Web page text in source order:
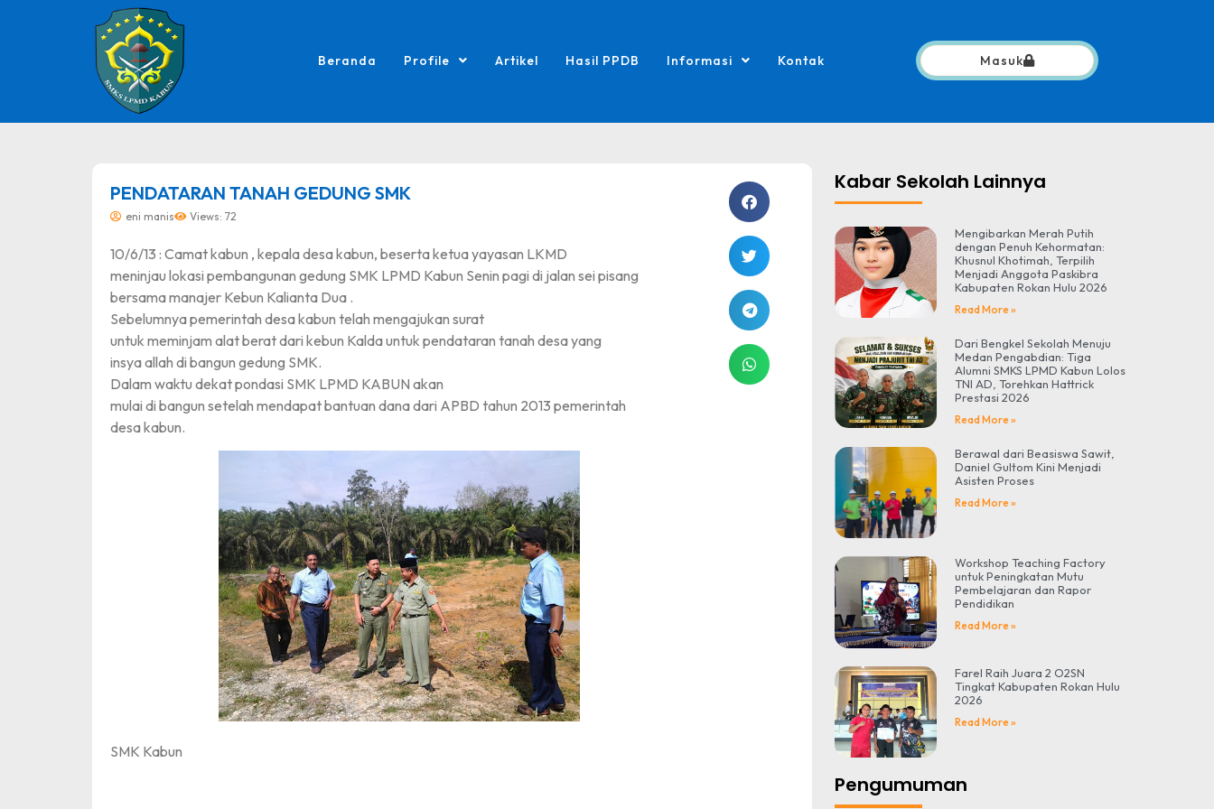
Beranda Profile Artikel Hasil PPDB Informasi Kontak Masuk
PENDATARAN TANAH GEDUNG SMK
eni manis Views: 72
10/6/13 : Camat kabun , kepala desa kabun, beserta ketua yayasan LKMD
meninjau lokasi pembangunan gedung SMK LPMD Kabun Senin pagi di jalan sei pisang
bersama manajer Kebun Kalianta Dua .
Sebelumnya pemerintah desa kabun telah mengajukan surat
untuk meminjam alat berat dari kebun Kalda untuk pendataran tanah desa yang
insya allah di bangun gedung SMK.
Dalam waktu dekat pondasi SMK LPMD KABUN akan
mulai di bangun setelah mendapat bantuan dana dari APBD tahun 2013 pemerintah
desa kabun.
SMK Kabun
Kabar Sekolah Lainnya
Mengibarkan Merah Putih
dengan Penuh Kehormatan:
Khusnul Khotimah, Terpilih
Menjadi Anggota Paskibra
Kabupaten Rokan Hulu 2026
Read More »
Dari Bengkel Sekolah Menuju
Medan Pengabdian: Tiga
Alumni SMKS LPMD Kabun Lolos
TNI AD, Torehkan Hattrick
Prestasi 2026
Read More »
Berawal dari Beasiswa Sawit,
Daniel Gultom Kini Menjadi
Asisten Proses
Read More »
Workshop Teaching Factory
untuk Peningkatan Mutu
Pembelajaran dan Rapor
Pendidikan
Read More »
Farel Raih Juara 2 O2SN
Tingkat Kabupaten Rokan Hulu
2026
Read More »
Pengumuman